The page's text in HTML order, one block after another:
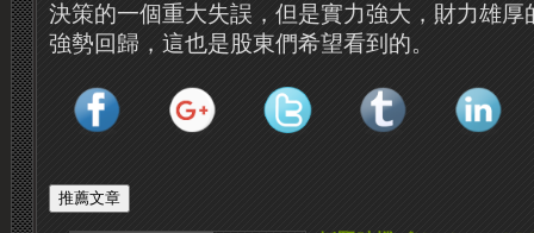
決策的一個重大失誤，但是實力強大，財力雄厚
強勢回歸，這也是股東們希望看到的。